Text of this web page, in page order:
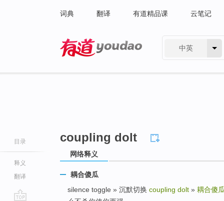
词典 翻译 有道精品课 云笔记
中英
目录
释义
翻译
coupling dolt
网络释义
耦合傻瓜
silence toggle » 沉默切换 coupling dolt » 耦合傻